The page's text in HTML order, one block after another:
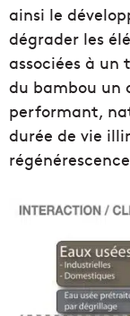
ainsi le
dégrader les
associées à un
du bambou un
performant,
durée de vie